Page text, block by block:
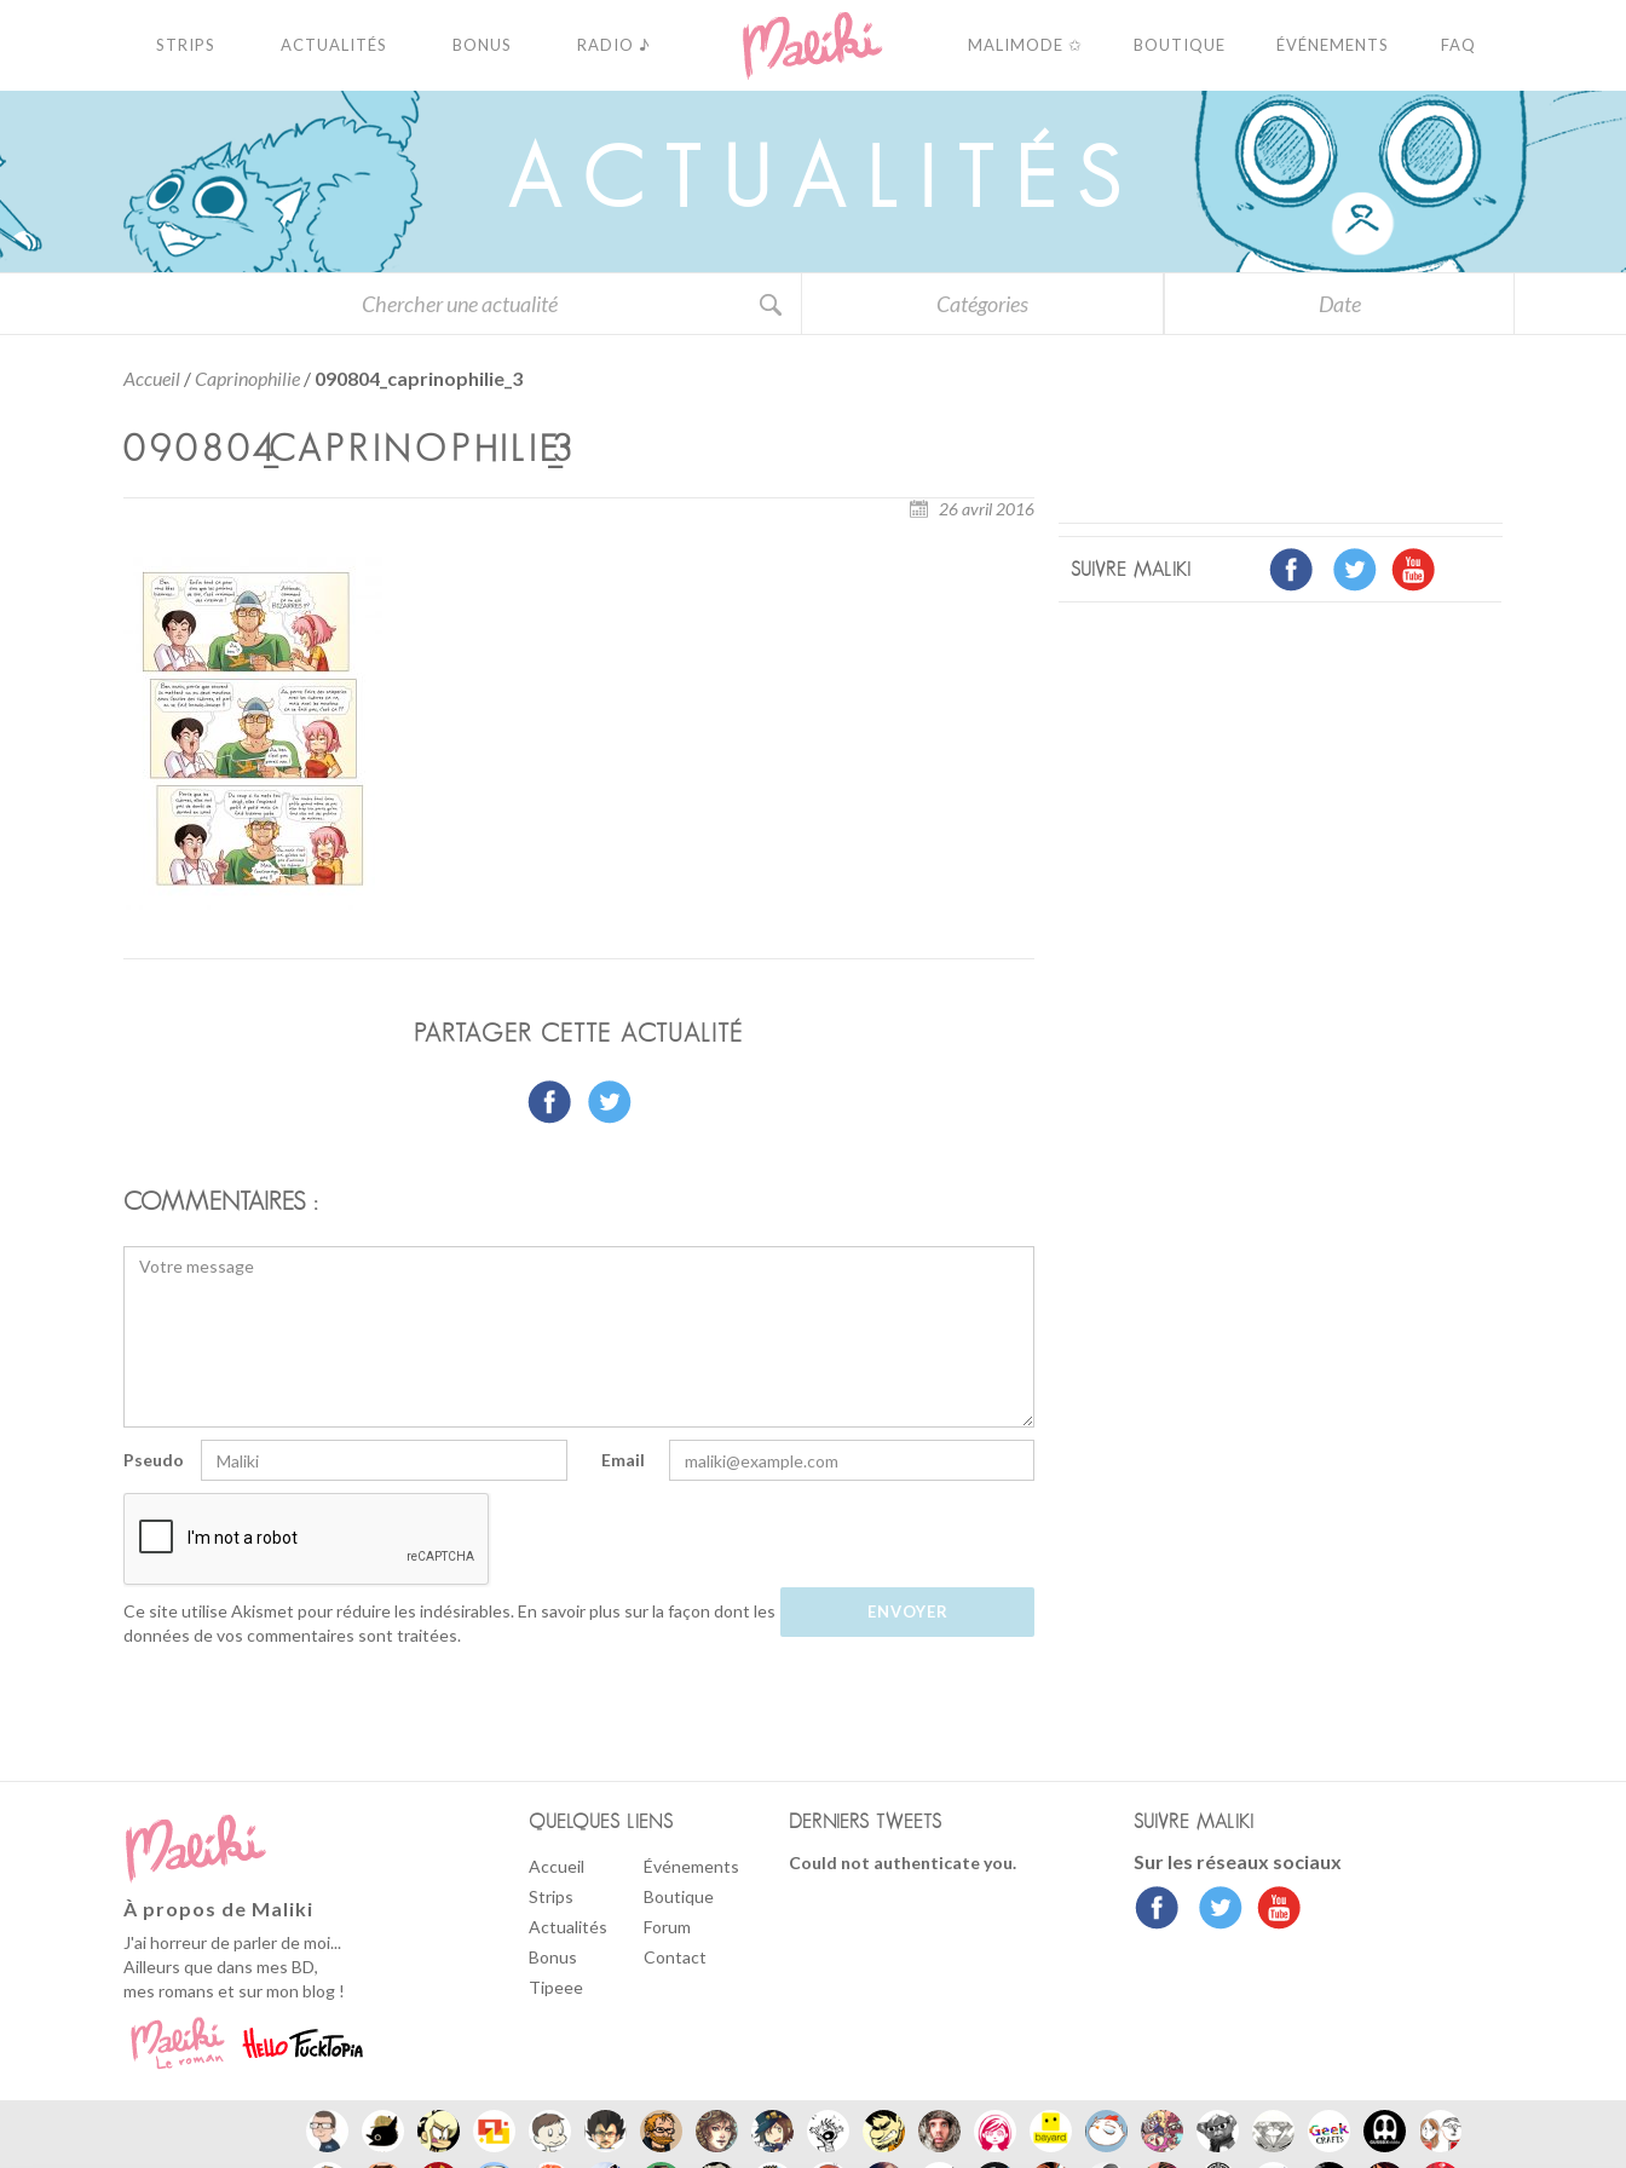
STRIPS ACTUALITÉS BONUS RADIO ♪ MALIMODE ✩ BOUTIQUE ÉVÉNEMENTS FAQ
A C U A L É S
Catégories Date
Accueil / Caprinophilie / 090804_caprinophilie_3
090804_CAPRINOPHILIE_3
26 avril 2016
PARTAGER CETTE ACTUALITÉ
COMMENTAIRES :
Pseudo Email
Ce site utilise Akismet pour réduire les indésirables.En savoir plus sur la façon dont les
données de vos commentaires sont traitées.
SUIVRE MALIKI
À propos de Maliki
J'ai horreur de parler de moi...
Ailleurs que dans mes BD,
mes romans et sur mon blog !
QUELQUES LIENS
Accueil
Strips
Actualités
Bonus
Tipeee
Événements
Boutique
Forum
Contact
DERNIERS TWEETS
Could not authenticate you.
SUIVRE MALIKI
Sur les réseaux sociaux